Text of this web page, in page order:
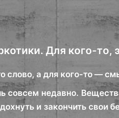
Для кого-то,
слово, а для кого-то —
совсем недавно.
и закончить свои